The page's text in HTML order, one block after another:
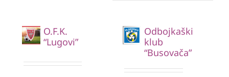
O.F.K.
“Lugovi”
Odbojkaški
klub
“Busovača”